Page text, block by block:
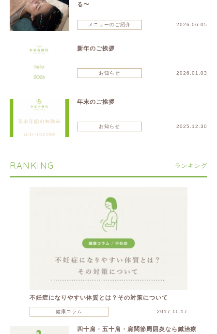
る〜
メニューのご紹介 2026.06.05
新年のご挨拶
お知らせ 2026.01.03
年末のご挨拶
お知らせ 2025.12.30
RANKING ランキング
不妊症になりやすい体質とは？その対策について
健康コラム 2017.11.17
四十肩・五十肩・肩関節周囲炎なら鍼治療